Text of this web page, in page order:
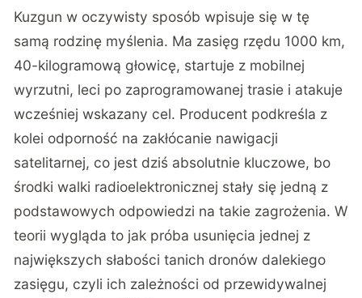
Kuzgun w oczywisty sposób wpisuje się w tę
samą rodzinę myślenia. Ma zasięg rzędu 1000 km,
40-kilogramową głowicę, startuje z mobilnej
wyrzutni, leci po zaprogramowanej trasie i atakuje
wcześniej wskazany cel. Producent podkreśla z
kolei odporność na zakłócanie nawigacji
satelitarnej, co jest dziś absolutnie kluczowe, bo
środki walki radioelektronicznej stały się jedną z
podstawowych odpowiedzi na takie zagrożenia. W
teorii wygląda to jak próba usunięcia jednej z
największych słabości tanich dronów dalekiego
zasięgu, czyli ich zależności od przewidywalnej